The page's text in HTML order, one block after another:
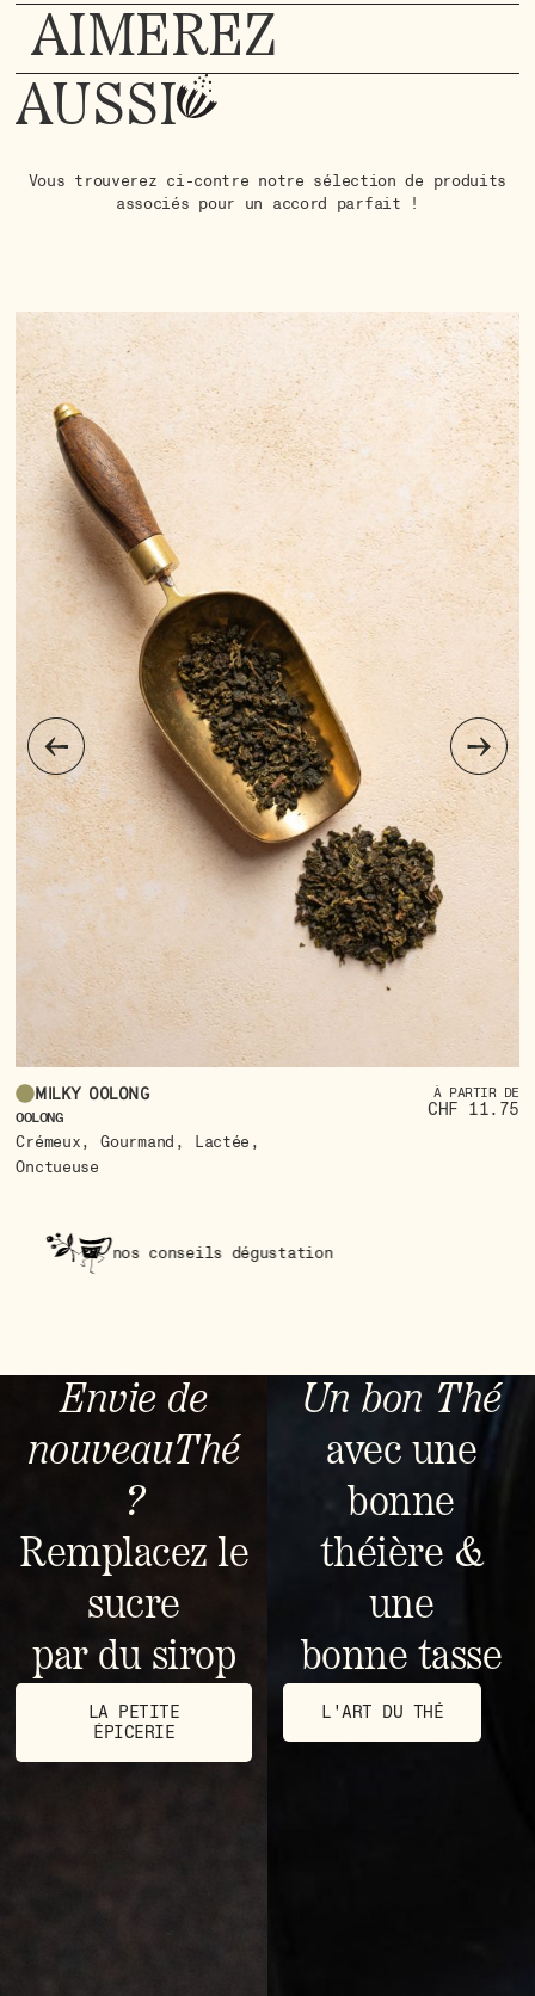
AIMEREZ
AUSSI
Vous trouverez ci-contre notre sélection de produits
associés pour un accord parfait !
Milky oolong
OOLONG
Crémeux, Gourmand , Lactée ,
Onctueuse
À PARTIR DE
CHF 11.75
nos conseils dégustation
Envie de
nouveauThé
?
Remplacez le
sucre
par du sirop
LA PETITE
ÉPICERIE
Un bon Thé
avec une
bonne
théière &
une
bonne tasse
L'ART DU THÉ